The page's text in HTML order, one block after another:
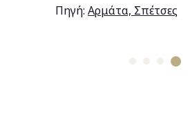
Πηγή: Αρμάτα, Σπέτσες